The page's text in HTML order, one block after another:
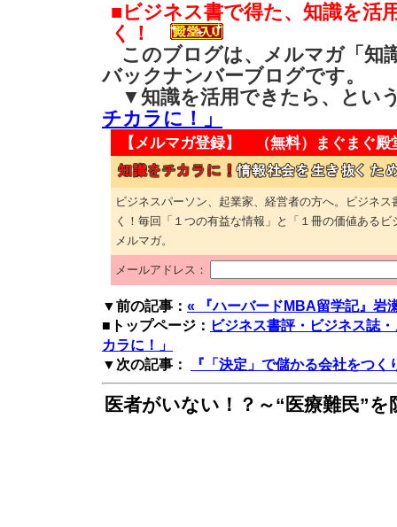
■ビジネス書で得た、知識を活
く！
このブログは、メルマガ「知
バックナンバーブログです。
▼知識を活用できたら、と
チカラに！」
【メルマガ登録】 （無料） まぐまぐ殿
ビジネスパーソン、起業家、経営者の方へ。ビジネ
く！毎回「１つの有益な情報」と「１冊の価値ある
メルマガ。
メールアドレス：
▼前の記事： « 『ハーバードMBA留学記』岩
■トップページ： ビジネス書評・ビジネス誌
カラに！」
▼次の記事：
『「決定」で儲かる会社をつ
医者がいない！？～“医療難民”を